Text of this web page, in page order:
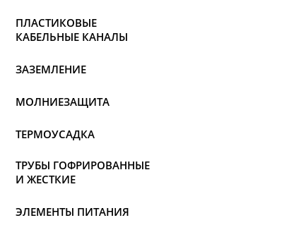
ПЛАСТИКОВЫЕ
КАБЕЛЬНЫЕ КАНАЛЫ
ЗАЗЕМЛЕНИЕ
МОЛНИЕЗАЩИТА
ТЕРМОУСАДКА
ТРУБЫ ГОФРИРОВАННЫЕ
И ЖЕСТКИЕ
ЭЛЕМЕНТЫ ПИТАНИЯ